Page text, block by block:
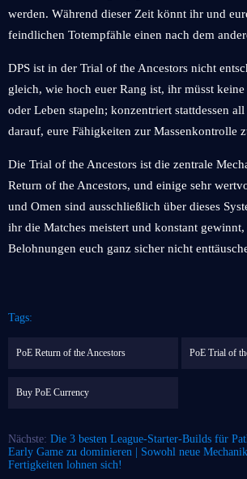
werden. Während dieser Zeit könnt ihr und
feindlichen Totempfähle einen nach dem
DPS ist in der Trial of the Ancestors nicht
gleich, wie hoch euer Rang ist, ihr müsst keine
oder Leben stapeln; konzentriert stattdessen
darauf, eure Fähigkeiten zur Massenkontrolle
Die Trial of the Ancestors ist die zentrale
Return of the Ancestors, und einige sehr
und Omen sind ausschließlich über dieses
ihr die Matches meistert und konstant
Belohnungen euch ganz sicher nicht
Tags:
PoE Return of the Ancestors PoE Trial of
Buy PoE Currency
Nächste: Die 3 besten League-Starter-Builds für
Early Game zu dominieren | Sowohl neue
Fertigkeiten lohnen sich!